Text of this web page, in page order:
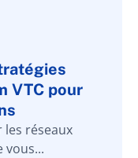
VTC pour
les réseaux
vous...